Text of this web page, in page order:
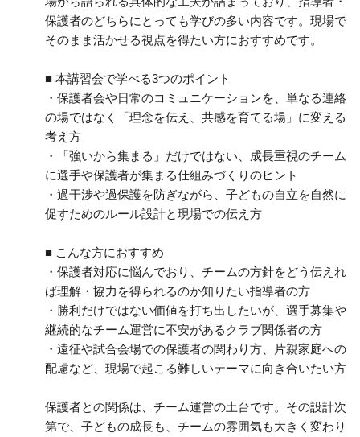
保護者のどちらにとっても学びの多い内容です。現場で
そのまま活かせる視点を得たい方におすすめです。
■ 本講習会で学べる3つのポイント
・保護者会や日常のコミュニケーションを、単なる連絡
の場ではなく「理念を伝え、共感を育てる場」に変える
考え方
・「強いから集まる」だけではない、成長重視のチーム
に選手や保護者が集まる仕組みづくりのヒント
・過干渉や過保護を防ぎながら、子どもの自立を自然に
促すためのルール設計と現場での伝え方
■ こんな方におすすめ
・保護者対応に悩んでおり、チームの方針をどう伝えれ
ば理解・協力を得られるのか知りたい指導者の方
・勝利だけではない価値を打ち出したいが、選手募集や
継続的なチーム運営に不安があるクラブ関係者の方
・遠征や試合会場での保護者の関わり方、片親家庭への
配慮など、現場で起こる難しいテーマに向き合いたい方
保護者との関係は、チーム運営の土台です。その設計次
第で、子どもの成長も、チームの雰囲気も大きく変わり